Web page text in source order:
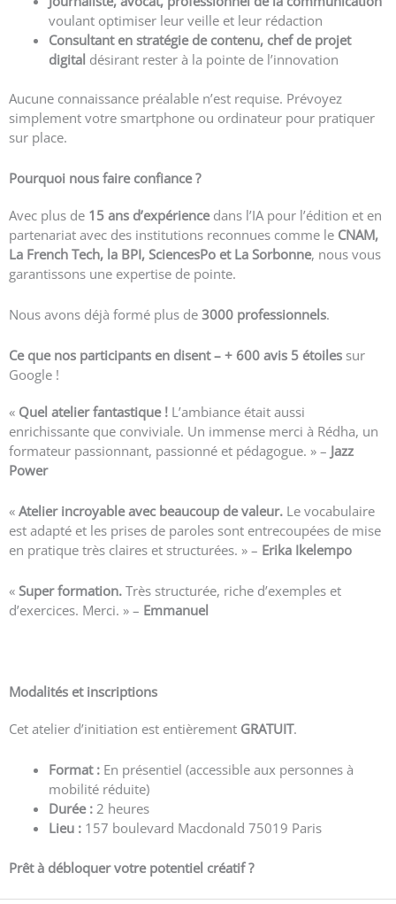
voulant optimiser leur veille et leur rédaction
Consultant en stratégie de contenu, chef de projet
digital désirant rester à la pointe de l’innovation
Aucune connaissance préalable n’est requise. Prévoyez
simplement votre smartphone ou ordinateur pour pratiquer
sur place.
Pourquoi nous faire confiance ?
Avec plus de 15 ans d’expériencedans l’IA pour l’édition et en
partenariat avec des institutions reconnues comme le CNAM,
La French Tech, la BPI, SciencesPo et La Sorbonne, nous vous
garantissons une expertise de pointe.
Nous avons déjà formé plus de 3000 professionnels.
Ce que nos participants en disent – + 600 avis 5 étoiles sur
Google !
« Quel atelier fantastique ! L’ambiance était aussi
enrichissante que conviviale. Un immense merci à Rédha, un
formateur passionnant, passionné et pédagogue. » – Jazz
Power
« Atelier incroyable avec beaucoup de valeur. Le vocabulaire
est adapté et les prises de paroles sont entrecoupées de mise
en pratique très claires et structurées. » – Erika Ikelempo
« Super formation. Très structurée, riche d’exemples et
d’exercices. Merci. » – Emmanuel
Modalités et inscriptions
Cet atelier d’initiation est entièrement GRATUIT.
Format : En présentiel (accessible aux personnes à
mobilité réduite)
Durée : 2 heures
Lieu : 157 boulevard Macdonald 75019 Paris
Prêt à débloquer votre potentiel créatif ?